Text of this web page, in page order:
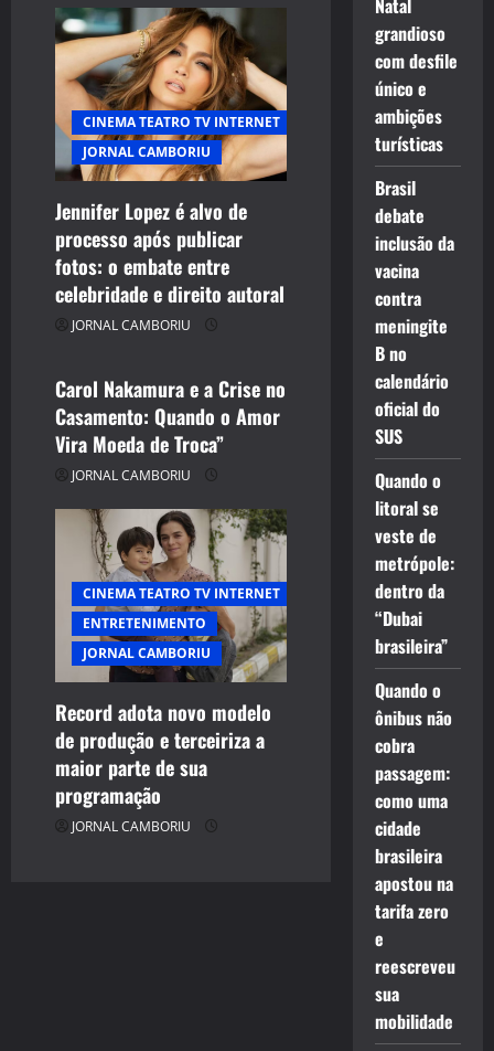
CINEMA TEATRO TV INTERNET
JORNAL CAMBORIU
Jennifer Lopez é alvo de
processo após publicar
fotos: o embate entre
celebridade e direito autoral
JORNAL CAMBORIU
CELEBRIDADES
CINEMA TEATRO TV INTERNET
ENTRETENIMENTO
JORNAL CAMBORIU
Carol Nakamura e a Crise no
Casamento: Quando o Amor
Vira Moeda de Troca”
JORNAL CAMBORIU
CINEMA TEATRO TV INTERNET
ENTRETENIMENTO
JORNAL CAMBORIU
Record adota novo modelo
de produção e terceiriza a
maior parte de sua
programação
JORNAL CAMBORIU
Natal
grandioso
com desfile
único e
ambições
turísticas
Brasil
debate
inclusão da
vacina
contra
meningite
B no
calendário
oficial do
SUS
Quando o
litoral se
veste de
metrópole:
dentro da
“Dubai
brasileira”
Quando o
ônibus não
cobra
passagem:
como uma
cidade
brasileira
apostou na
tarifa zero
e
reescreveu
sua
mobilidade